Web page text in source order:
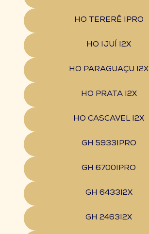
HO TERERÊ IPRO
HO IJUÍ I2X
HO PARAGUAÇU I2X
HO PRATA I2X
HO CASCAVEL I2X
GH 5933IPRO
GH 6700IPRO
GH 6433I2X
GH 2463I2X